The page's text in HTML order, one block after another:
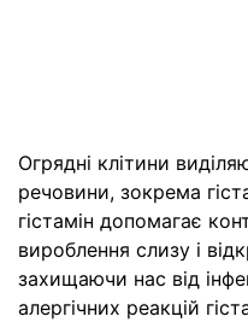
Огрядні клітини
речовини, зокрема
гістамін допомагає
вироблення слизу і
захищаючи нас від
алергічних реакцій